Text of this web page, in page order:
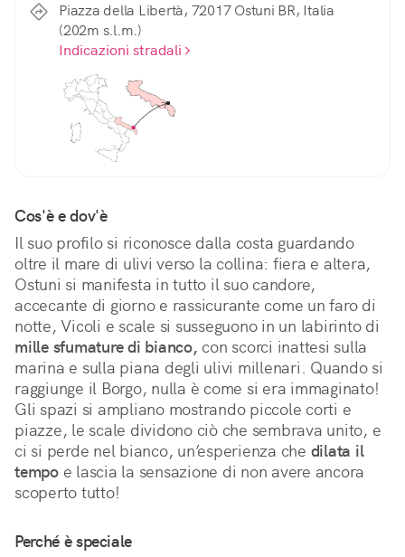
Piazza della Libertà, 72017 Ostuni BR, Italia
(202m s.l.m.)
Indicazioni stradali
Cos'è e dov'è
Il suo profilo si riconosce dalla costa guardando
oltre il mare di ulivi verso la collina: fiera e altera,
Ostuni si manifesta in tutto il suo candore,
accecante di giorno e rassicurante come un faro di
mille sfumature di bianco, con scorci inattesi sulla
marina e sulla piana degli ulivi millenari. Quando si
raggiunge il Borgo, nulla è come si era immaginato!
Gli spazi si ampliano mostrando piccole corti e
piazze, le scale dividono ciò che sembrava unito, e
ci si perde nel bianco, un’esperienza che dilata il
tempo e lascia la sensazione di non avere ancora
scoperto tutto!
Perché è speciale